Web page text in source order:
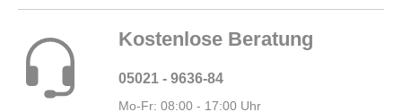
Kostenlose Beratung
05021 - 9636-84
Mo-Fr: 08:00 - 17:00 Uhr